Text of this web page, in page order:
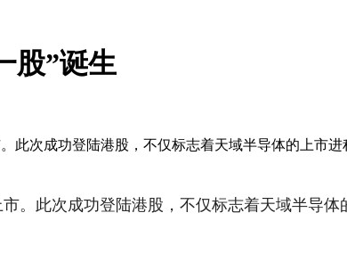
股”诞生
此次成功登陆港股，不仅标志着天域半导体的上市
。此次成功登陆港股，不仅标志着天域半导